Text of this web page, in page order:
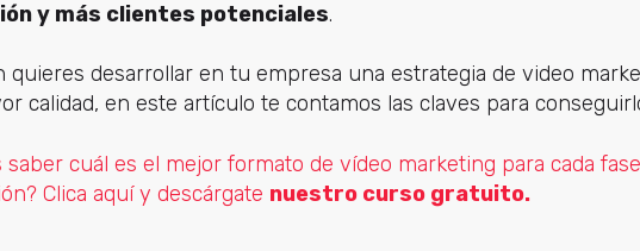
y más clientes potenciales.
quieres desarrollar en tu empresa una estrategia de video
calidad, en este artículo te contamos las claves para
saber cuál es el mejor formato de vídeo marketing para cada
Clica aquí y descárgate nuestro curso gratuito.